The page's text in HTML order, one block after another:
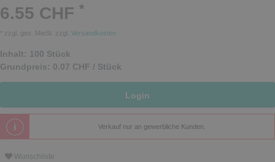
6.55 CHF *
* zzgl. ges. MwSt. zzgl. Versandkosten
Inhalt: 100 Stück
Grundpreis: 0.07 CHF / Stück
Login
Verkauf nur an gewerbliche Kunden.
Wunschliste